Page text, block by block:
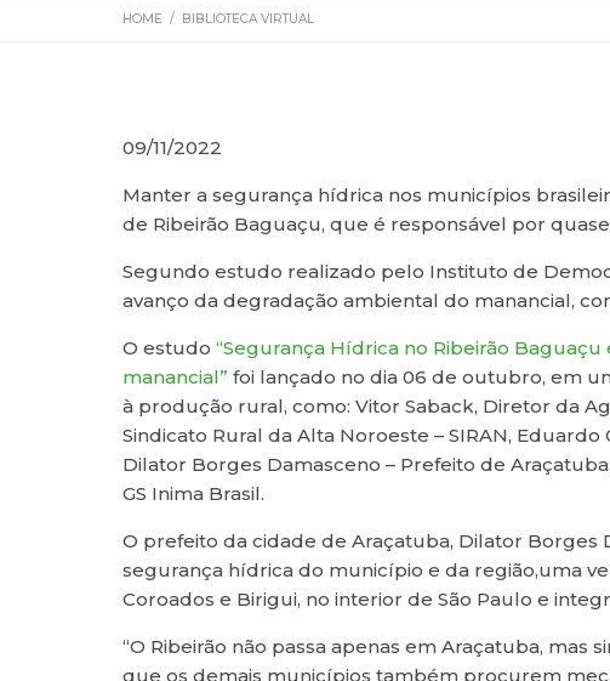
HOME / BIBLIOTECA VIRTUAL
09/11/2022
Manter a segurança hídrica nos municípios
de Ribeirão Baguaçu, que é responsável por
Segundo estudo realizado pelo Instituto de
avanço da degradação ambiental do manancial,
O estudo “Segurança Hídrica no Ribeirão
manancial” foi lançado no dia 06 de outubro, em
à produção rural, como: Vitor Saback, Diretor da
Sindicato Rural da Alta Noroeste – SIRAN,
Dilator Borges Damasceno – Prefeito de
GS Inima Brasil.
O prefeito da cidade de Araçatuba, Dilator Borges
segurança hídrica do município e da região,uma
Coroados e Birigui, no interior de São Paulo e
“O Ribeirão não passa apenas em Araçatuba,
que os demais municípios também procurem